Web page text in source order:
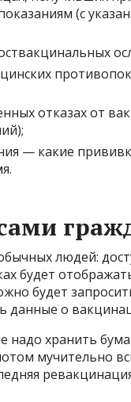
(с
отказах от
— какие
людей:
будет
будет
данные о
надо хранить
мучительно